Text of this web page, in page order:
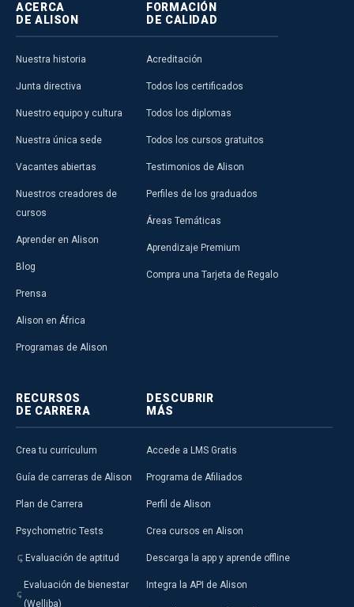
ACERCA
DE ALISON
Nuestra historia
Junta directiva
Nuestro equipo y cultura
Nuestra única sede
Vacantes abiertas
Nuestros creadores de
cursos
Aprender en Alison
Blog
Prensa
Alison en África
Programas de Alison
FORMACIÓN
DE CALIDAD
Acreditación
Todos los certificados
Todos los diplomas
Todos los cursos gratuitos
Testimonios de Alison
Perfiles de los graduados
Áreas Temáticas
Aprendizaje Premium
Compra una Tarjeta de Regalo
RECURSOS
DE CARRERA
Crea tu currículum
Guía de carreras de Alison
Plan de Carrera
Psychometric Tests
Evaluación de aptitud
Evaluación de bienestar
(Welliba)
DESCUBRIR
MÁS
Accede a LMS Gratis
Programa de Afiliados
Perfil de Alison
Crea cursos en Alison
Descarga la app y aprende offline
Integra la API de Alison